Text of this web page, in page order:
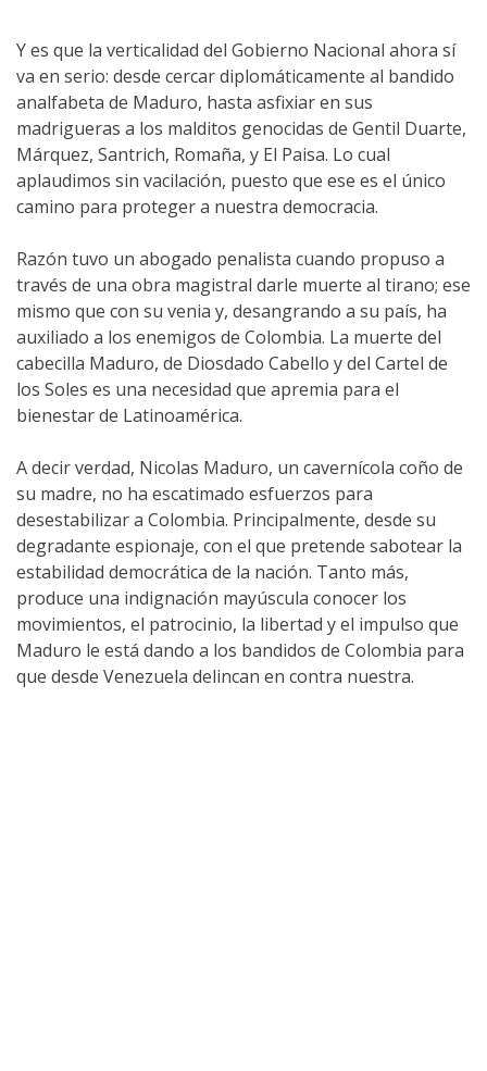
Y es que la verticalidad del Gobierno Nacional ahora sí
va en serio: desde cercar diplomáticamente al bandido
analfabeta de Maduro, hasta asfixiar en sus
madrigueras a los malditos genocidas de Gentil Duarte,
Márquez, Santrich, Romaña, y El Paisa. Lo cual
aplaudimos sin vacilación, puesto que ese es el único
camino para proteger a nuestra democracia.
Razón tuvo un abogado penalista cuando propuso a
través de una obra magistral darle muerte al tirano; ese
mismo que con su venia y, desangrando a su país, ha
auxiliado a los enemigos de Colombia. La muerte del
cabecilla Maduro, de Diosdado Cabello y del Cartel de
los Soles es una necesidad que apremia para el
bienestar de Latinoamérica.
A decir verdad, Nicolas Maduro, un cavernícola coño de
su madre, no ha escatimado esfuerzos para
desestabilizar a Colombia. Principalmente, desde su
degradante espionaje, con el que pretende sabotear la
estabilidad democrática de la nación. Tanto más,
produce una indignación mayúscula conocer los
movimientos, el patrocinio, la libertad y el impulso que
Maduro le está dando a los bandidos de Colombia para
que desde Venezuela delincan en contra nuestra.